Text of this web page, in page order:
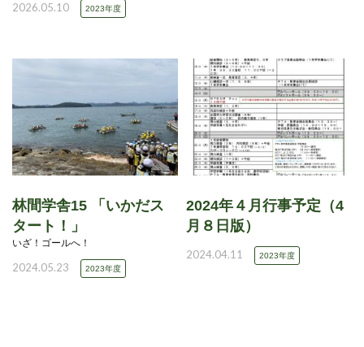
2026.05.10 2023年度
林間学舎15 「いかだス
タート！」
いざ！ゴールへ！
2024.05.23 2023年度
2024年４月行事予定（4
月８日版）
2024.04.11 2023年度